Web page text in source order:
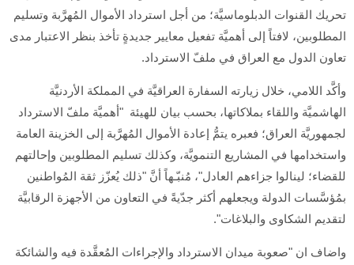
تحريك القنوات الدبلوماسيَّة؛ من أجل استرداد الأموال المُهرَّبة وتسليم
المطلوبين، لافتاً إلى أهميَّة تفعيل معايير جديدةٍ تأخذ بنظر الاعتبار مدى
تعاون الدول مع العراق في ملفّ الاسترداد.
وأكَّد اللامي، خلال زيارته السفارة العراقيَّة في المملكة الأردنيَّة
الهاشميَّة واللقاء بملاكاتها، بحسب بيان للهيئة "أهميَّة ملفّ الاسترداد
لجمهوريَّة العراق؛ فعبره يتمُّ إعادة الأموال المُهرَّبة إلى الخزينة العامة
واستخدامها في المشاريع التنمويَّة، وكذلك تسليم المطلوبين وإحالتهم
للقضاء؛ لينالوا جزاءهم العادل"، مُنبّـهاً أنَّ "ذلك يُعزّز ثقة المُواطنين
بمُؤسَّسات الدولة ويجعلهم أكثر جدّيةً في التعاون من الأجهزة الرقابيَّة
لتقديم الشكاوى والبلاغات".
واضاف ان "صعوبة ميدان الاسترداد والإجراءات المُعقَّدة فيه والشائكة